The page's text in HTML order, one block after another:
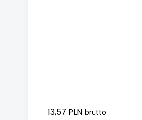
13,57 PLN brutto